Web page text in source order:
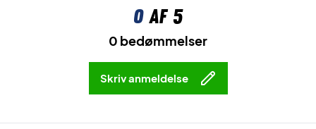
0af 5
0 bedømmelser
Skriv anmeldelse